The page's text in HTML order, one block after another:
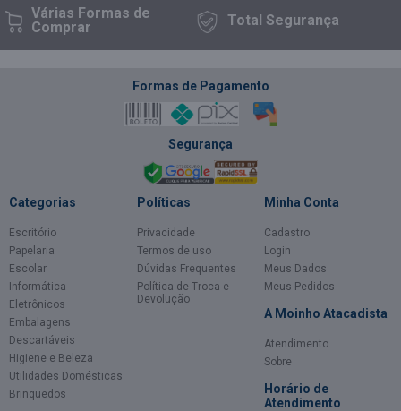
Várias Formasde
Comprar
TotalSegurança
Formas de Pagamento
Segurança
Categorias
Escritório
Papelaria
Escolar
Informática
Eletrônicos
Embalagens
Descartáveis
Higiene e Beleza
Utilidades Domésticas
Brinquedos
Políticas
Privacidade
Termos de uso
Dúvidas Frequentes
Política de Troca e
Devolução
Minha Conta
Cadastro
Login
Meus Dados
Meus Pedidos
A Moinho Atacadista
Atendimento
Sobre
Horário de
Atendimento